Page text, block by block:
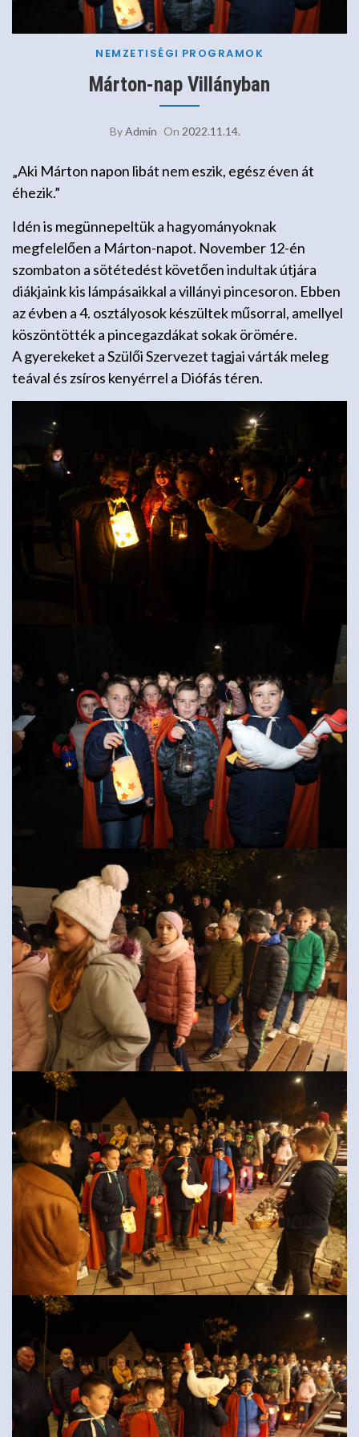
NEMZETISÉGI PROGRAMOK
Márton-nap Villányban
ByAdmin On 2022.11.14.
„Aki Márton napon libát nem eszik, egész éven át
éhezik.”
Idén is megünnepeltük a hagyományoknak
megfelelően a Márton-napot. November 12-én
szombaton a sötétedést követően indultak útjára
diákjaink kis lámpásaikkal a villányi pincesoron. Ebben
az évben a 4. osztályosok készültek műsorral, amellyel
köszöntötték a pincegazdákat sokak örömére.
A gyerekeket a Szülői Szervezet tagjai várták meleg
teával és zsíros kenyérrel a Diófás téren.